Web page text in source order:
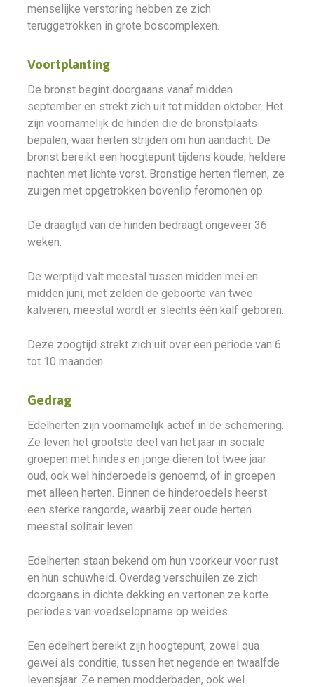
menselijke verstoring hebben ze zich
teruggetrokken in grote boscomplexen.
Voortplanting
De bronst begint doorgaans vanaf midden
september en strekt zich uit tot midden oktober. Het
zijn voornamelijk de hinden die de bronstplaats
bepalen, waar herten strijden om hun aandacht. De
bronst bereikt een hoogtepunt tijdens koude, heldere
nachten met lichte vorst. Bronstige herten flemen, ze
zuigen met opgetrokken bovenlip feromonen op.
De draagtijd van de hinden bedraagt ongeveer 36
weken.
De werptijd valt meestal tussen midden mei en
midden juni, met zelden de geboorte van twee
kalveren; meestal wordt er slechts één kalf geboren.
Deze zoogtijd strekt zich uit over een periode van 6
tot 10 maanden.
Gedrag
Edelherten zijn voornamelijk actief in de schemering.
Ze leven het grootste deel van het jaar in sociale
groepen met hindes en jonge dieren tot twee jaar
oud, ook wel hinderoedels genoemd, of in groepen
met alleen herten. Binnen de hinderoedels heerst
een sterke rangorde, waarbij zeer oude herten
meestal solitair leven.
Edelherten staan bekend om hun voorkeur voor rust
en hun schuwheid. Overdag verschuilen ze zich
doorgaans in dichte dekking en vertonen ze korte
periodes van voedselopname op weides.
Een edelhert bereikt zijn hoogtepunt, zowel qua
gewei als conditie, tussen het negende en twaalfde
levensjaar. Ze nemen modderbaden, ook wel